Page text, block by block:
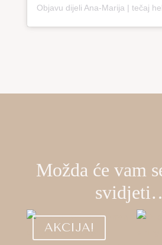
Možda će vam
AKCIJA!